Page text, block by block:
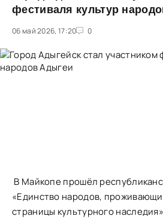
фестиваля культур
06 май 2026, 17:20 0
1 2 3 4 5
В Майкопе прошёл
«Единство народов,
страницы культурного